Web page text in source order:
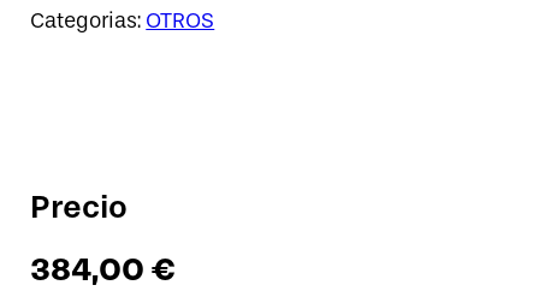
Categorias: OTROS
Precio
384,00€